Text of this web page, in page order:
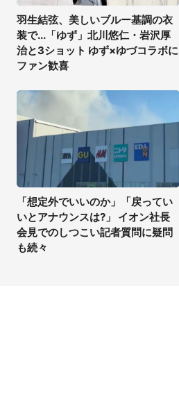
羽生結弦、美しいブルー基調の衣
装で...「ゆず」北川悠仁・岩沢厚
治と3ショット ゆず×ゆづコラボに
ファン歓喜
「想定外でいいのか」「戻ってい
いとアナウンスは?」 イオン社長
会見でのしつこい記者質問に疑問
も続々